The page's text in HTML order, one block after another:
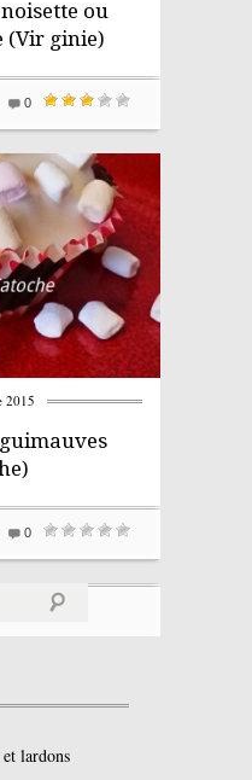
ou
(Vir ginie)
0
2015
0
lardons